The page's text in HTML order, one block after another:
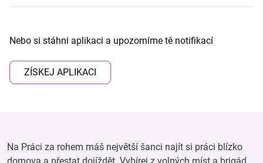
Nebo si stáhni aplikaci a upozorníme tě notifikací
ZÍSKEJ APLIKACI
Na Práci za rohem máš největší šanci najít si práci blízko
domova a přestat dojíždět. Vybírej z volných míst a brigád